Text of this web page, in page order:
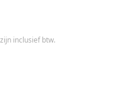
inclusief btw.